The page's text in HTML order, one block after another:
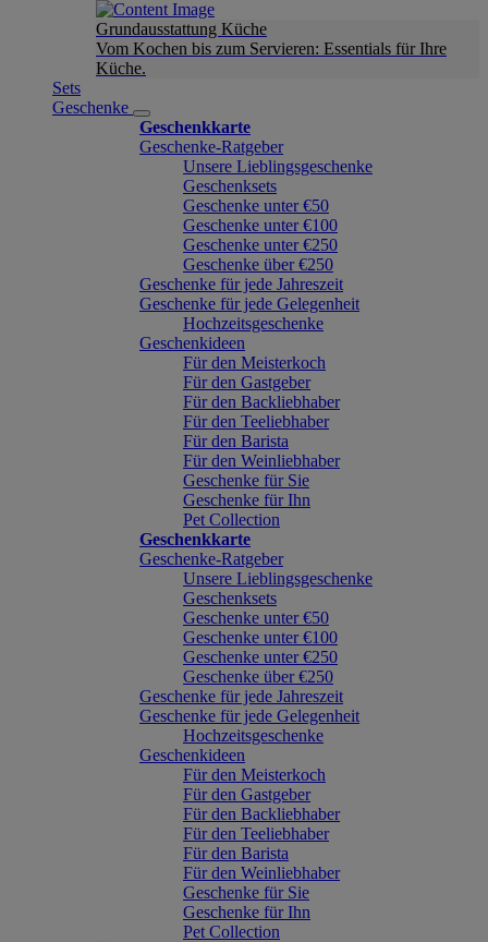
Grundausstattung Küche
Vom Kochen bis zum Servieren: Essentials für Ihre
Küche.
Sets
Geschenke
Geschenkkarte
Geschenke-Ratgeber
Unsere Lieblingsgeschenke
Geschenksets
Geschenke unter €50
Geschenke unter €100
Geschenke unter €250
Geschenke über €250
Geschenke für jede Jahreszeit
Geschenke für jede Gelegenheit
Hochzeitsgeschenke
Geschenkideen
Für den Meisterkoch
Für den Gastgeber
Für den Backliebhaber
Für den Teeliebhaber
Für den Barista
Für den Weinliebhaber
Geschenke für Sie
Geschenke für Ihn
Pet Collection
Geschenkkarte
Geschenke-Ratgeber
Unsere Lieblingsgeschenke
Geschenksets
Geschenke unter €50
Geschenke unter €100
Geschenke unter €250
Geschenke über €250
Geschenke für jede Jahreszeit
Geschenke für jede Gelegenheit
Hochzeitsgeschenke
Geschenkideen
Für den Meisterkoch
Für den Gastgeber
Für den Backliebhaber
Für den Teeliebhaber
Für den Barista
Für den Weinliebhaber
Geschenke für Sie
Geschenke für Ihn
Pet Collection